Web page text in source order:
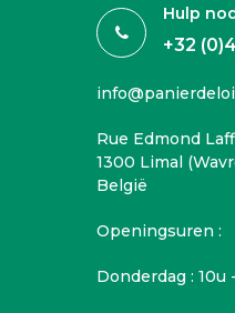
Hulp
+32
Rue Edmond
1300 Limal
België
Openingsuren :
Donderdag : 10u